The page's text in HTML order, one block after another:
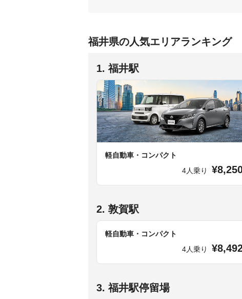
福井県の人気エリアランキング
1. 福井駅
軽自動車・コンパクト
4人乗り
2. 敦賀駅
軽自動車・コンパクト
4人乗り
3. 福井駅停留場